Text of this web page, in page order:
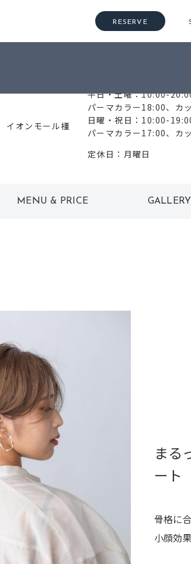
RESERVE
オンモール橿
平日・土曜：10:00-
パーマカラー18:00、カ
日曜・祝日：10:00-
パーマカラー17:00、カ
定休日：月曜日
MENU & PRICE GALLERY
まる
ート
骨格に
小顔効